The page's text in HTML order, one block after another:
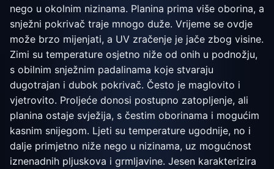
nego u okolnim nizinama. Planina prima više oborina, a
snježni pokrivač traje mnogo duže. Vrijeme se ovdje
može brzo mijenjati, a UV zračenje je jače zbog visine.
Zimi su temperature osjetno niže od onih u podnožju,
s obilnim snježnim padalinama koje stvaraju
dugotrajan i dubok pokrivač. Često je maglovito i
vjetrovito. Proljeće donosi postupno zatopljenje, ali
planina ostaje svježija, s čestim oborinama i mogućim
kasnim snijegom. Ljeti su temperature ugodnije, no i
dalje primjetno niže nego u nizinama, uz mogućnost
iznenadnih pljuskova i grmljavine. Jesen karakterizira